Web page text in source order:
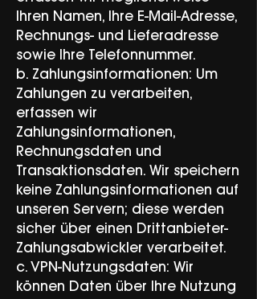
Ihren Namen, Ihre E-Mail-Adresse,
Rechnungs- und Lieferadresse
sowie Ihre Telefonnummer.
b. Zahlungsinformationen: Um
Zahlungen zu verarbeiten,
erfassen wir
Zahlungsinformationen,
Rechnungsdaten und
Transaktionsdaten. Wir speichern
keine Zahlungsinformationen auf
unseren Servern; diese werden
sicher über einen Drittanbieter-
Zahlungsabwickler verarbeitet.
c. VPN-Nutzungsdaten: Wir
können Daten über Ihre Nutzung